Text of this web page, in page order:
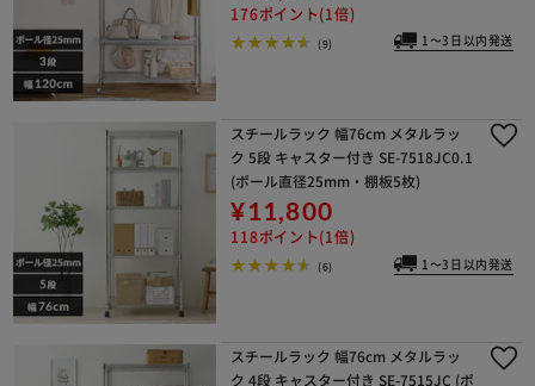
176ポイント(1倍)
(9) 1～3日以内発送
スチールラック 幅76cm メタルラッ
ク 5段 キャスター付き SE-7518JC0.1
(ポール直径25mm・棚板5枚)
¥11,800
118ポイント(1倍)
(6) 1～3日以内発送
スチールラック 幅76cm メタルラッ
ク 4段 キャスター付き SE-7515JC (ポ